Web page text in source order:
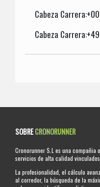
Cabeza
Cabeza
SOBRECRONORUNNER
Cronorunner S.L es una
servicios de alta calidad
La profesionalidad, el cálculo
al corredor, la búsqueda de la